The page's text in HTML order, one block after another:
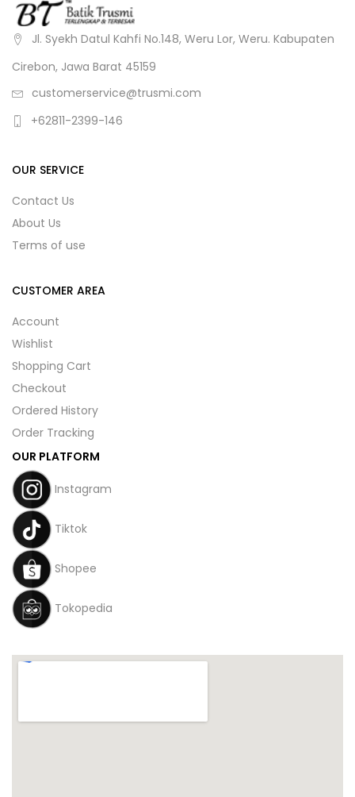
Jl. Syekh Datul Kahfi No.148, Weru Lor, Weru. Kabupaten
Cirebon, Jawa Barat 45159
customerservice@trusmi.com
+62811-2399-146
OUR SERVICE
Contact Us
About Us
Terms of use
CUSTOMER AREA
Account
Wishlist
Shopping Cart
Checkout
Ordered History
Order Tracking
OUR PLATFORM
Instagram
Tiktok
Shopee
Tokopedia